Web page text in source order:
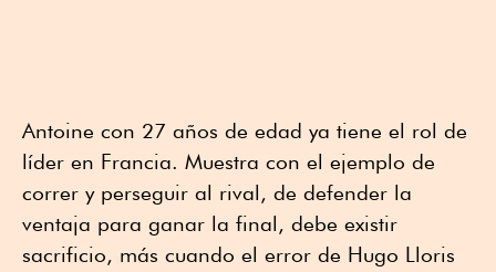
Antoine con 27 años de edad ya tiene el rol de
líder en Francia. Muestra con el ejemplo de
correr y perseguir al rival, de defender la
ventaja para ganar la final, debe existir
sacrificio, más cuando el error de Hugo Lloris